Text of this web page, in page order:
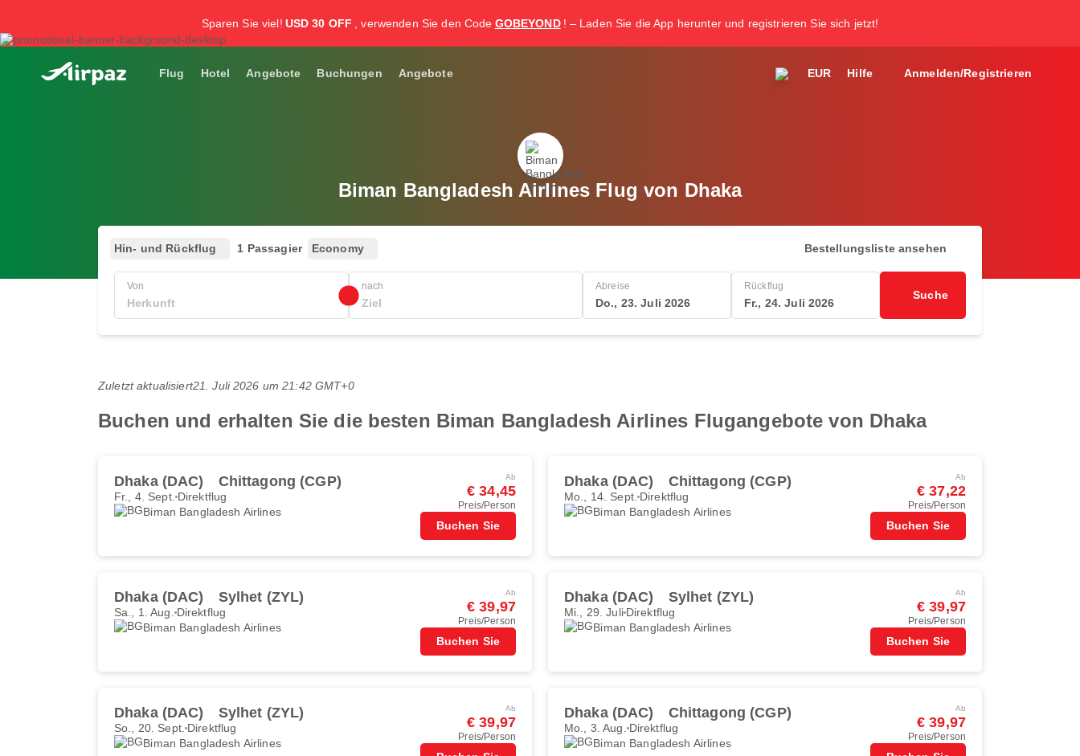
Sparen Sie viel! USD 30 OFF , verwenden Sie den Code GOBEYOND ! – Laden Sie die App herunter und registrieren Sie sich jetzt!
Flug Hotel Angebote Buchungen Angebote EUR Hilfe Anmelden/Registrieren
Biman Bangladesh Airlines Flug von Dhaka
Hin- und Rückflug 1 Passagier Economy Bestellungsliste ansehen
Von nach Abreise
Do., 23. Juli 2026
Rückflug
Fr., 24. Juli 2026
Suche
Zuletzt aktualisiert21. Juli 2026 um 21:42 GMT+0
Buchen und erhalten Sie die besten Biman Bangladesh Airlines Flugangebote von Dhaka
Dhaka (DAC) Chittagong (CGP)
Fr., 4. Sept. Direktflug
Biman Bangladesh Airlines
Ab
€ 34,45
Preis/Person
Buchen Sie
Dhaka (DAC) Chittagong (CGP)
Mo., 14. Sept. Direktflug
Biman Bangladesh Airlines
Ab
€ 37,22
Preis/Person
Buchen Sie
Dhaka (DAC) Sylhet (ZYL)
Sa., 1. Aug. Direktflug
Biman Bangladesh Airlines
Ab
€ 39,97
Preis/Person
Buchen Sie
Dhaka (DAC) Sylhet (ZYL)
Mi., 29. JuliDirektflug
Biman Bangladesh Airlines
Ab
€ 39,97
Preis/Person
Buchen Sie
Dhaka (DAC) Sylhet (ZYL)
So., 20. Sept. Direktflug
Biman Bangladesh Airlines
Ab
€ 39,97
Preis/Person
Dhaka (DAC) Chittagong (CGP)
Mo., 3. Aug. Direktflug
Biman Bangladesh Airlines
Ab
€ 39,97
Preis/Person